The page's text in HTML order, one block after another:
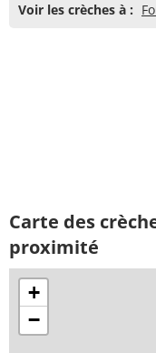
Voir les crèches à :
Carte des
proximité
+
−